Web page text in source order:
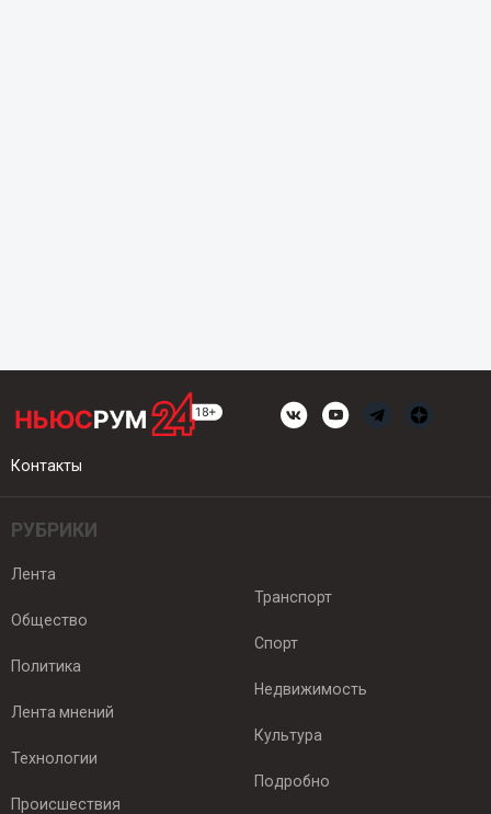
Контакты
РУБРИКИ
Лента
Общество
Политика
Лента мнений
Технологии
Происшествия
Транспорт
Спорт
Недвижимость
Культура
Подробно